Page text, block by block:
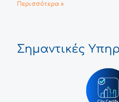
Περισσότερα »
Σημαντικές